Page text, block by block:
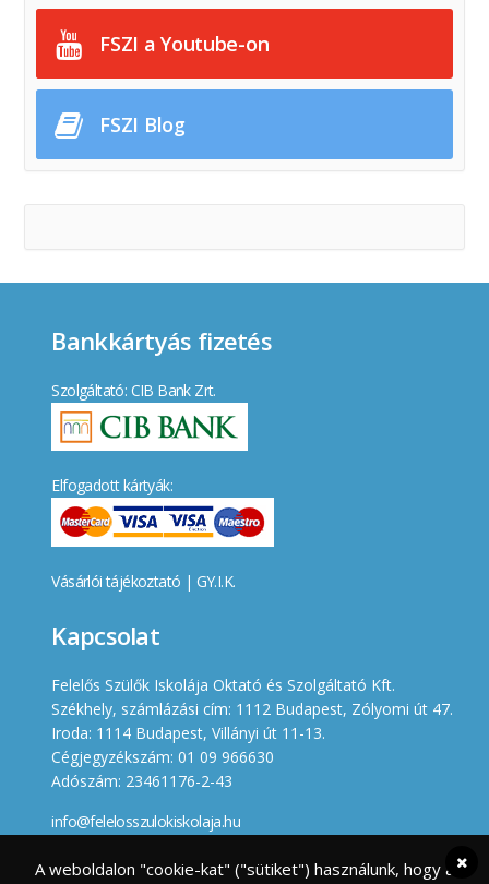
FSZI a Youtube-on
FSZI Blog
Bankkártyás fizetés
Szolgáltató: CIB Bank Zrt.
Elfogadott kártyák:
Vásárlói tájékoztató | GY.I.K.
Kapcsolat
Felelős Szülők Iskolája Oktató és Szolgáltató Kft.
Székhely, számlázási cím: 1112 Budapest, Zólyomi út 47.
Iroda: 1114 Budapest, Villányi út 11-13.
Cégjegyzékszám: 01 09 966630
Adószám: 23461176-2-43
info@felelosszulokiskolaja.hu
A weboldalon "cookie-kat" ("sütiket") használunk, hogy a